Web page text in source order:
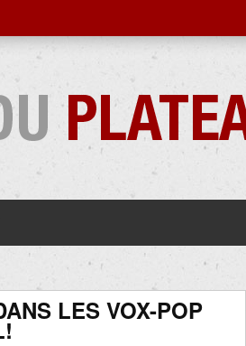
au
LES VOX-POP